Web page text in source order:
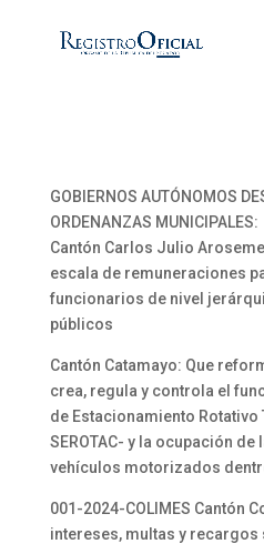
GOBIERNOS AUTÓNOMOS
ORDENANZAS MUNICIPALES:
Cantón Carlos Julio
escala de remuneraciones
funcionarios de nivel
públicos
Cantón Catamayo: Que
crea, regula y controla el
de Estacionamiento Rotativo
SEROTAC- y la ocupación
vehículos motorizados
001-2024-COLIMES Cantón
intereses, multas y